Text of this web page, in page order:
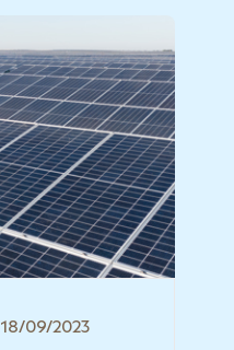
18/09/2023